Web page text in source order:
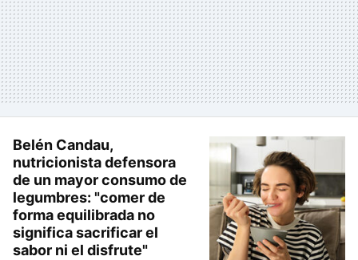
Belén Candau,
nutricionista defensora
de un mayor consumo de
legumbres: "comer de
forma equilibrada no
significa sacrificar el
sabor ni el disfrute"